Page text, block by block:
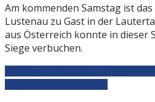
Am kommenden Samstag ist
Lustenau zu Gast in der
aus Österreich konnte in dieser
Siege verbuchen.